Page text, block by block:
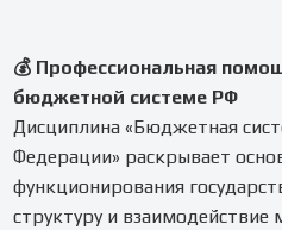
💰 Профессиональная
бюджетной системе РФ
Дисциплина «Бюджетная
Федерации» раскрывает
функционирования
структуру и